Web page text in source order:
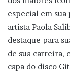
especial em
artista Paola
destaque para
de sua carreira,
capa do disco